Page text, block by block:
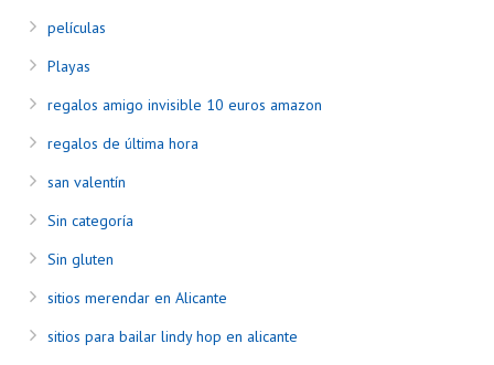
películas
Playas
regalos amigo invisible 10 euros amazon
regalos de última hora
san valentín
Sin categoría
Sin gluten
sitios merendar en Alicante
sitios para bailar lindy hop en alicante